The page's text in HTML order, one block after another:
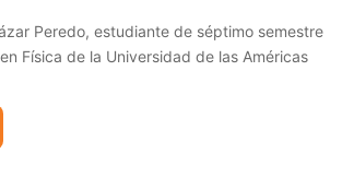
Peredo, estudiante de séptimo semestre
Física de la Universidad de las Américas